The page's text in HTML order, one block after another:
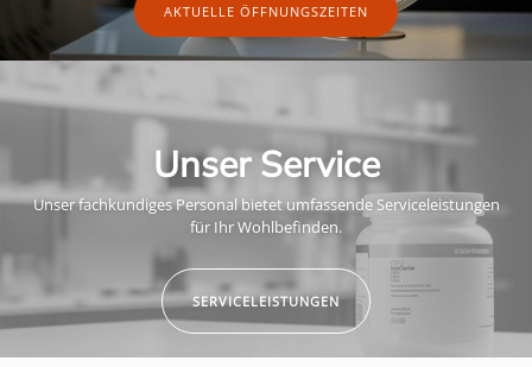
AKTUELLE ÖFFNUNGSZEITEN
Unser Service
Unser fachkundiges Personal bietet umfassende Serviceleistungen
für Ihr Wohlbefinden.
SERVICELEISTUNGEN